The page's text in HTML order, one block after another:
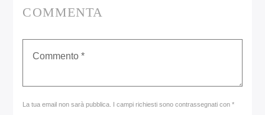
COMMENTA
La tua email non sarà pubblica. I campi richiesti sono contrassegnati con *